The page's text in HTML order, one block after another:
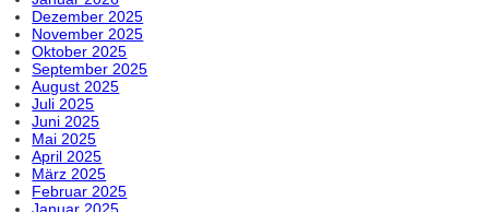
Dezember 2025
November 2025
Oktober 2025
September 2025
August 2025
Juli 2025
Juni 2025
Mai 2025
April 2025
März 2025
Februar 2025
Januar 2025